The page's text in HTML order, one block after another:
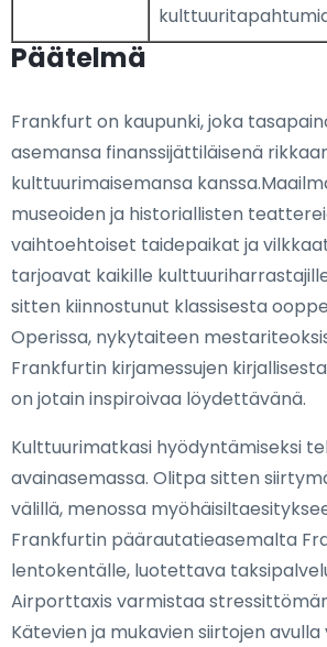
Päätelmä
Frankfurt on kaupunki, joka
asemansa finanssijättiläisenä
kulttuurimaisemansa
museoiden ja historiallisten
vaihtoehtoiset taidepaikat ja
tarjoavat kaikille
sitten kiinnostunut klassisesta
Operissa, nykytaiteen
Frankfurtin kirjamessujen
on jotain inspiroivaa löydettävänä.
Kulttuurimatkasi hyödyntämiseksi
avainasemassa. Olitpa sitten
välillä, menossa
Frankfurtin päärautatieasemalta
lentokentälle, luotettava
Airporttaxis varmistaa
Kätevien ja mukavien siirtojen